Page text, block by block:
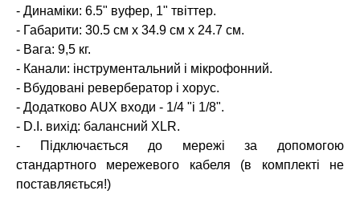
- Динаміки: 6.5" вуфер, 1" твіттер.
- Габарити: 30.5 см x 34.9 см x 24.7 см.
- Вага: 9,5 кг.
- Канали: інструментальний і мікрофонний.
- Вбудовані ревербератор і хорус.
- Додатково AUX входи - 1/4 "і 1/8".
- D.I. вихід: балансний XLR.
- Підключається до мережі за допомогою
стандартного мережевого кабеля (в комплекті не
поставляється!)